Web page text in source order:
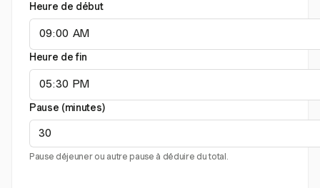
Heure de début
Heure de fin
Pause (minutes)
Pause déjeuner ou autre pause à déduire du total.